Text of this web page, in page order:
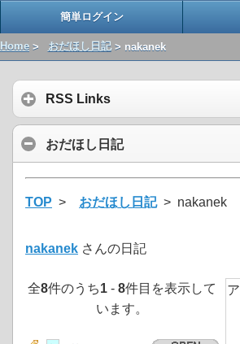
簡単ログイン
Home > おだほし日記> nakanek
RSS Links
おだほし日記
TOP > おだほし日記> nakanek
nakanek さんの日記
全8件のうち1 - 8件目を表示して
います。